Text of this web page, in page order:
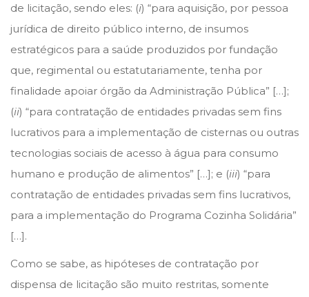
de licitação, sendo eles: (i) “para aquisição, por pessoa
jurídica de direito público interno, de insumos
estratégicos para a saúde produzidos por fundação
que, regimental ou estatutariamente, tenha por
finalidade apoiar órgão da Administração Pública” […];
(ii) “para contratação de entidades privadas sem fins
lucrativos para a implementação de cisternas ou outras
tecnologias sociais de acesso à água para consumo
humano e produção de alimentos” […]; e (iii) “para
contratação de entidades privadas sem fins lucrativos,
para a implementação do Programa Cozinha Solidária”
[…].
Como se sabe, as hipóteses de contratação por
dispensa de licitação são muito restritas, somente